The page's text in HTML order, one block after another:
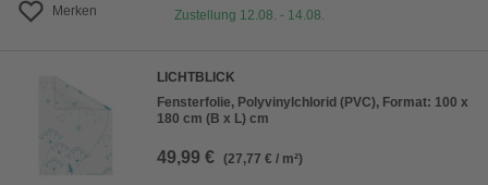
Merken
Zustellung 12.08. - 14.08.
LICHTBLICK
Fensterfolie, Polyvinylchlorid (PVC), Format: 100 x
180 cm (B x L) cm
49,99 € (27,77 € / m²)